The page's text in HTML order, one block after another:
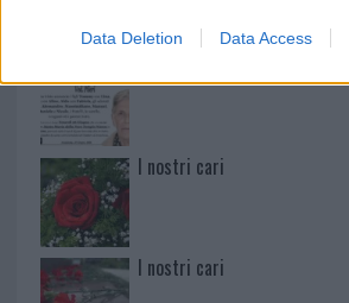
Data Deletion Data Access
I nostri cari
I nostri cari